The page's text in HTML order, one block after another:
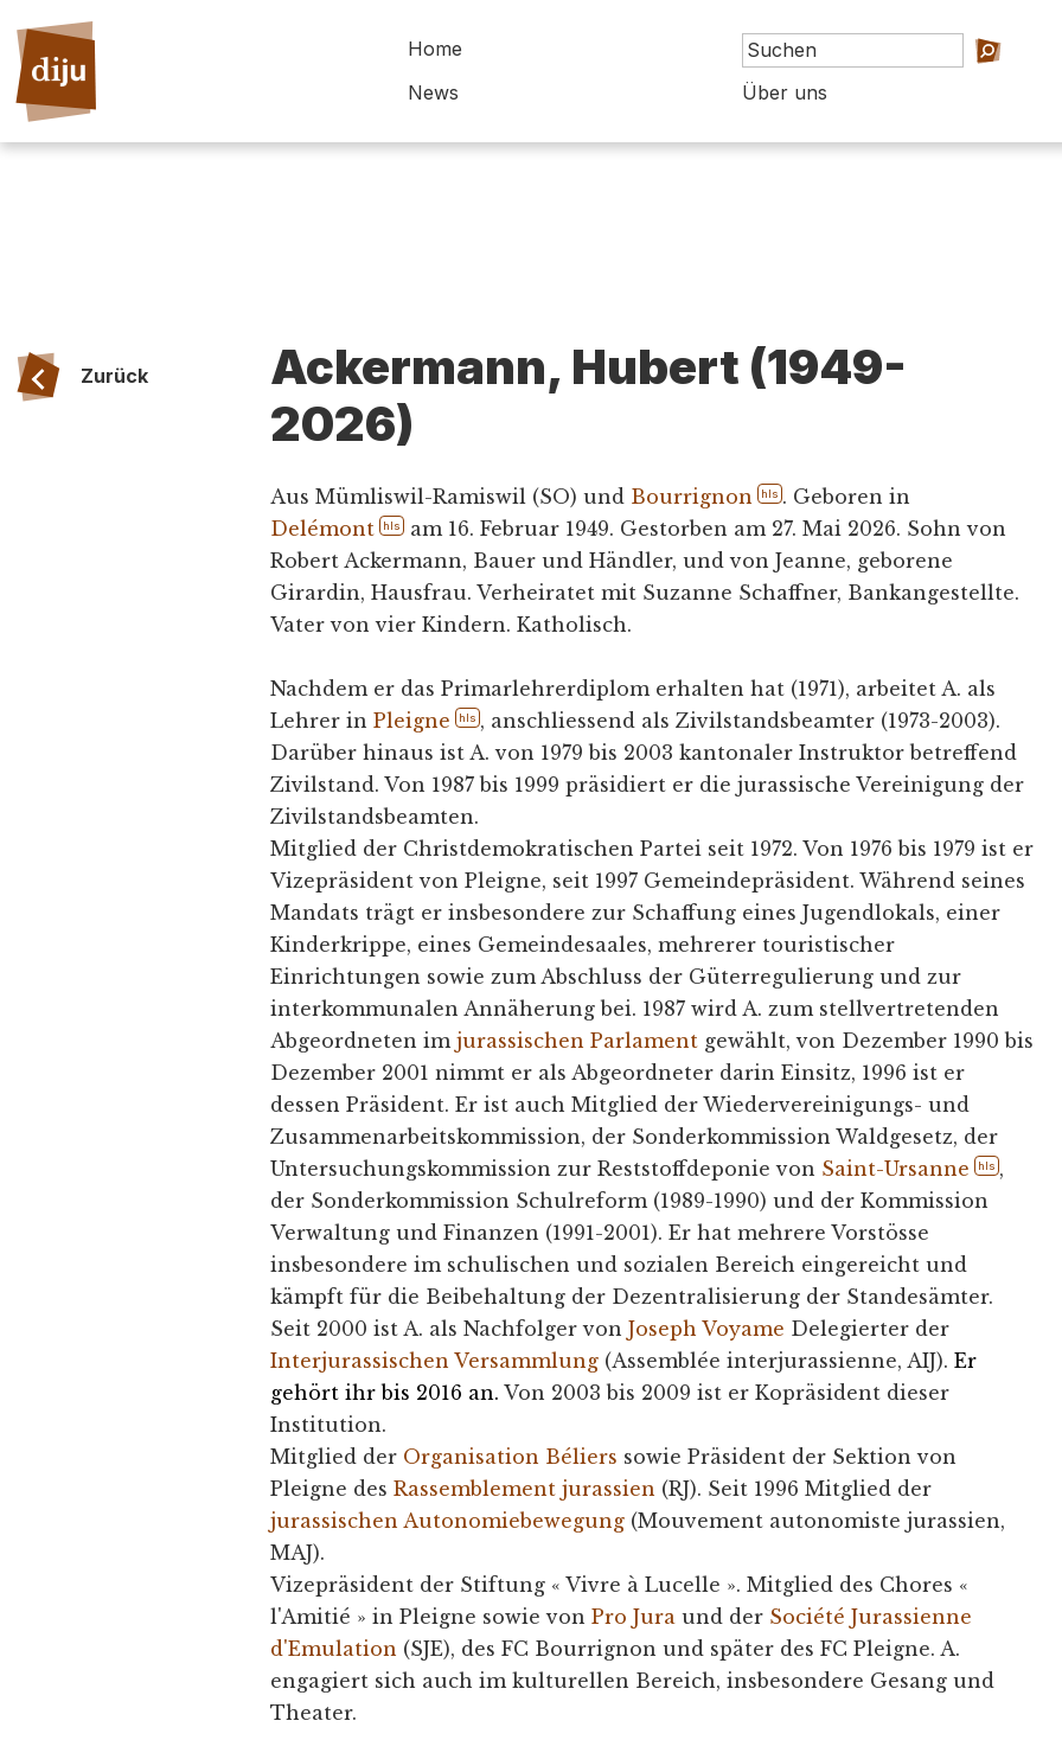
Home
News
Über uns
Zurück
Ackermann, Hubert (1949-
2026)
Aus Mümliswil-Ramiswil (SO) und Bourrignon hls . Geboren in
Delémont
hls
am 16. Februar 1949. Gestorben am 27. Mai 2026. Sohn von
Robert Ackermann, Bauer und Händler, und von Jeanne, geborene
Girardin, Hausfrau. Verheiratet mit Suzanne Schaffner, Bankangestellte.
Vater von vier Kindern. Katholisch.
Nachdem er das Primarlehrerdiplom erhalten hat (1971), arbeitet A. als
Lehrer inPleigne hls , anschliessend als Zivilstandsbeamter (1973-2003).
Darüber hinaus ist A. von 1979 bis 2003 kantonaler Instruktor betreffend
Zivilstand. Von 1987 bis 1999 präsidiert er die jurassische Vereinigung der
Zivilstandsbeamten.
Mitglied der Christdemokratischen Partei seit 1972. Von 1976 bis 1979 ist er
Vizepräsident von Pleigne, seit 1997 Gemeindepräsident. Während seines
Mandats trägt er insbesondere zur Schaffung eines Jugendlokals, einer
Kinderkrippe, eines Gemeindesaales, mehrerer touristischer
Einrichtungen sowie zum Abschluss der Güterregulierung und zur
interkommunalen Annäherung bei. 1987 wird A. zum stellvertretenden
Abgeordneten imjurassischen Parlament gewählt, von Dezember 1990 bis
Dezember 2001 nimmt er als Abgeordneter darin Einsitz, 1996 ist er
dessen Präsident. Er ist auch Mitglied der Wiedervereinigungs- und
Zusammenarbeitskommission, der Sonderkommission Waldgesetz, der
Untersuchungskommission zur Reststoffdeponie von Saint-Ursanne hls ,
der Sonderkommission Schulreform (1989-1990) und der Kommission
Verwaltung und Finanzen (1991-2001). Er hat mehrere Vorstösse
insbesondere im schulischen und sozialen Bereich eingereicht und
kämpft für die Beibehaltung der Dezentralisierung der Standesämter.
Seit 2000 ist A. als Nachfolger vonJoseph Voyame Delegierter der
Interjurassischen Versammlung (Assemblée interjurassienne, AIJ).Er
gehört ihr bis 2016 an.Von 2003 bis 2009 ist er Kopräsident dieser
Institution.
Mitglied der Organisation Béliers sowie Präsident der Sektion von
Pleigne desRassemblement jurassien (RJ). Seit 1996 Mitglied der
jurassischen Autonomiebewegung (Mouvement autonomiste jurassien,
MAJ).
Vizepräsident der Stiftung « Vivre à Lucelle ». Mitglied des Chores «
l'Amitié » in Pleigne sowie vonPro Juraund der Société Jurassienne
d'Emulation (SJE), des FC Bourrignon und später des FC Pleigne. A.
engagiert sich auch im kulturellen Bereich, insbesondere Gesang und
Theater.